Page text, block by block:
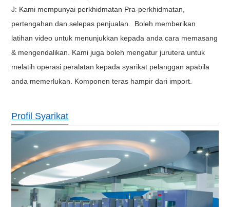
J: Kami mempunyai perkhidmatan Pra-perkhidmatan,
pertengahan dan selepas penjualan.
Boleh memberikan
latihan video untuk menunjukkan kepada anda cara memasang
& mengendalikan. Kami juga boleh mengatur jurutera untuk
melatih operasi peralatan kepada syarikat pelanggan apabila
anda memerlukan. Komponen teras hampir dari import.
Profil Syarikat